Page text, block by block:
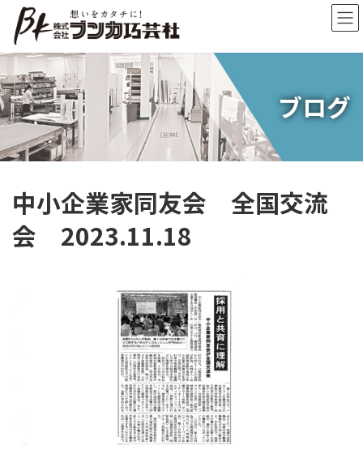
ン
ツ
へ
ス
キ
ッ
プ
ー
シ
ョ
ン
に
移
動
ブログ
中小企業家同友会 全国交流
会 2023.11.18